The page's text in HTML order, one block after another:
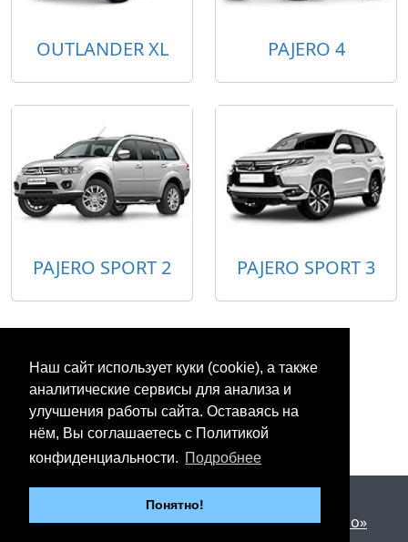
Наш сайт использует куки (cookie), а также
аналитические сервисы для анализа и
улучшения работы сайта. Оставаясь на
нём, Вы соглашаетесь с Политикой
конфиденциальности. Подробнее
Понятно!
OUTLANDER XL PAJERO 4
PAJERO SPORT 2 PAJERO SPORT 3
2012 - 2026 © «Юнипартс»
Дизайн и разработка —Арт студия «Милано»